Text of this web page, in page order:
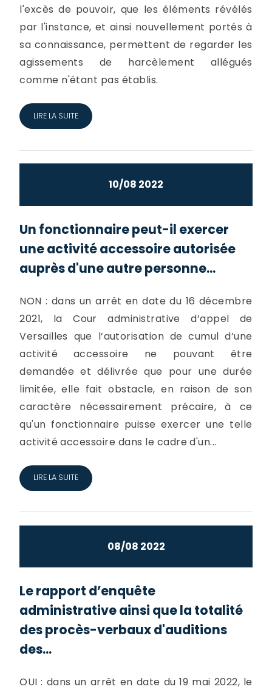
l'excès de pouvoir, que les éléments révélés
par l'instance, et ainsi nouvellement portés à
sa connaissance, permettent de regarder les
agissements de harcèlement allégués
comme n'étant pas établis.
LIRE LA SUITE
10/08 2022
Un fonctionnaire peut-il exercer
une activité accessoire autorisée
auprès d'une autre personne...
NON : dans un arrêt en date du 16 décembre
2021, la Cour administrative d’appel de
Versailles que l’autorisation de cumul d’une
activité accessoire ne pouvant être
demandée et délivrée que pour une durée
limitée, elle fait obstacle, en raison de son
caractère nécessairement précaire, à ce
qu'un fonctionnaire puisse exercer une telle
activité accessoire dans le cadre d'un...
LIRE LA SUITE
08/08 2022
Le rapport d’enquête
administrative ainsi que la totalité
des procès-verbaux d'auditions
des...
OUI : dans un arrêt en date du 19 mai 2022, le